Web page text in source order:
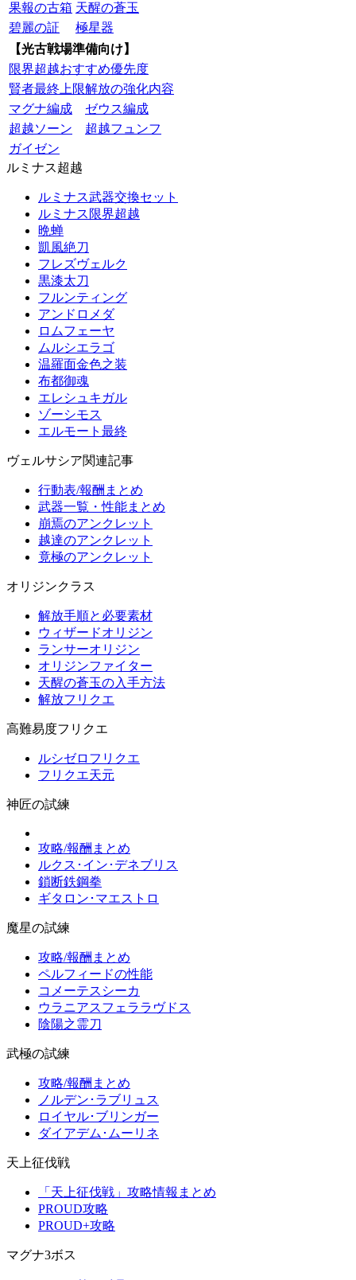
果報の古箱 天醒の蒼玉
碧麗の証
極星器
【光古戦場準備向け】
限界超越おすすめ優先度
賢者最終上限解放の強化内容
マグナ編成
ゼウス編成
超越ソーン
超越フュンフ
ガイゼン
ルミナス超越
ルミナス武器交換セット
ルミナス限界超越
晩蝉
凱風絶刀
フレズヴェルク
黒漆太刀
フルンティング
アンドロメダ
ロムフェーヤ
ムルシエラゴ
温羅面金色之装
布都御魂
エレシュキガル
ゾーシモス
エルモート最終
ヴェルサシア関連記事
行動表/報酬まとめ
武器一覧・性能まとめ
崩焉のアンクレット
越達のアンクレット
竟極のアンクレット
オリジンクラス
解放手順と必要素材
ウィザードオリジン
ランサーオリジン
オリジンファイター
天醒の蒼玉の入手方法
解放フリクエ
高難易度フリクエ
ルシゼロフリクエ
フリクエ天元
神匠の試練
攻略/報酬まとめ
ルクス･イン･デネブリス
鎖断鉄鋼拳
ギタロン･マエストロ
魔星の試練
攻略/報酬まとめ
ペルフィードの性能
コメーテスシーカ
ウラニアスフェララヴドス
陰陽之霊刀
武極の試練
攻略/報酬まとめ
ノルデン･ラブリュス
ロイヤル･ブリンガー
ダイアデム･ムーリネ
天上征伐戦
「天上征伐戦」攻略情報まとめ
PROUD攻略
PROUD+攻略
マグナ3ボス